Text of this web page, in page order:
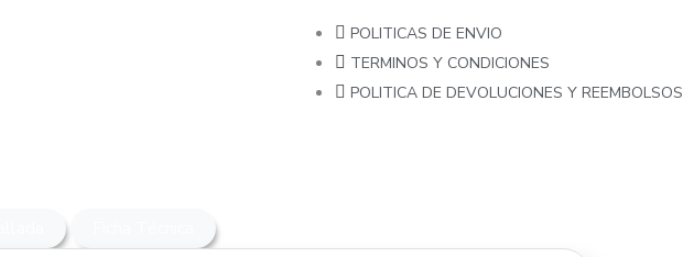
POLITICAS DE ENVIO
TERMINOS Y CONDICIONES
POLITICA DE DEVOLUCIONES Y REEMBOLSOS